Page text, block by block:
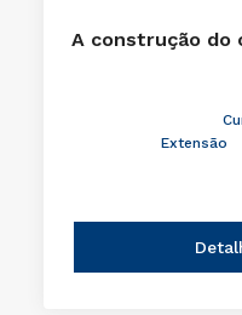
A construção do
Extensão